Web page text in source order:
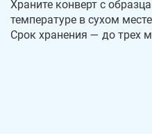
Храните конверт с
температуре в сухом
Срок хранения — до трех